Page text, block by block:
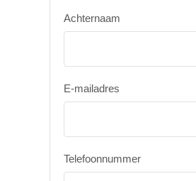
Achternaam
E-mailadres
Telefoonnummer